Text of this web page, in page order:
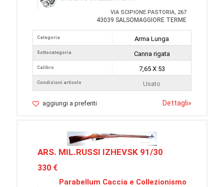
VIA SCIPIONE PASTORIA, 267
43039 SALSOMAGGIORE TERME
Categoria
Sottocategoria
Calibro
Condizioni articolo
Arma Lunga
Canna rigata
7,65 X 53
Usato
aggiungi a preferiti Dettagli»
ARS. MIL.RUSSI IZHEVSK 91/30
330 €
Parabellum Caccia e Collezionismo